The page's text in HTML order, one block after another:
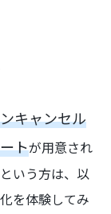
キャンセル
トが用意され
いう方は、以
を体験してみ